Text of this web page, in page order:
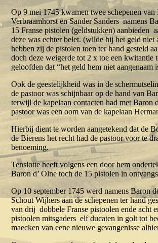
Op 9 mei 1745 kwamen twee schepenen van
Verbraamhorst en Sander Sanders namens
15 Franse pistolen (geldstukken) aanbieden
deze was echter belet. (wilde hij het geld niet
hebben zij de pistolen toen ter hand gesteld
doch deze weigerde tot 2 x toe een kwitantie
geloofden dat “het geld hem niet aangenaam
Ook de geestelijkheid was in de
de pastoor was schijnbaar op de hand van
terwijl de kapelaan contacten had met Baron
pastoor was een oom van de kapelaan
Hierbij dient te worden aangetekend dat de
de Bierens het recht had de pastoor voor te
benoeming.
Tenslotte heeft volgens een door hem
Baron d’ Olne toch de 15 pistolen in
Op 10 september 1745 werd namens Baron
Schout Wijhers aan de schepenen ter hand
van drij dobbele Franse pistoolen ende acht
pistoolen mitsgaders elf ducaten in golt tot
maecken van eene nieuwe gevangenisse